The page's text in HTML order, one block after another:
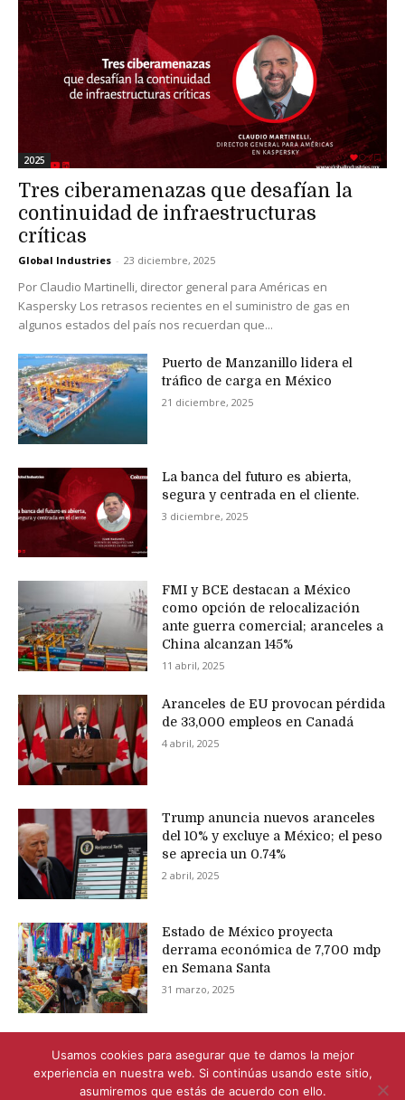
2025
Tres ciberamenazas que desafían la
continuidad de infraestructuras
críticas
Global Industries - 23 diciembre, 2025
Por Claudio Martinelli, director general para Américas en
Kaspersky Los retrasos recientes en el suministro de gas en
algunos estados del país nos recuerdan que...
Puerto de Manzanillo lidera el
tráfico de carga en México
21 diciembre, 2025
La banca del futuro es abierta,
segura y centrada en el cliente.
3 diciembre, 2025
FMI y BCE destacan a México
como opción de relocalización
ante guerra comercial; aranceles a
China alcanzan 145%
11 abril, 2025
Aranceles de EU provocan pérdida
de 33,000 empleos en Canadá
4 abril, 2025
Trump anuncia nuevos aranceles
del 10% y excluye a México; el peso
se aprecia un 0.74%
2 abril, 2025
Estado de México proyecta
derrama económica de 7,700 mdp
en Semana Santa
31 marzo, 2025
Usamos cookies para asegurar que te damos la mejor
experiencia en nuestra web. Si continúas usando este sitio,
asumiremos que estás de acuerdo con ello.